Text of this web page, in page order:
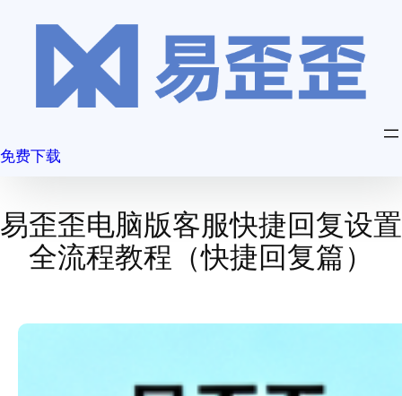
免费下载
易歪歪电脑版客服快捷回复设置
全流程教程（快捷回复篇）